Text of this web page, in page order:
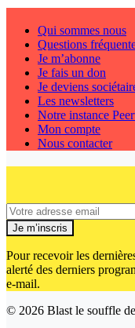
Qui sommes nous
Questions
Je m’abonne
Je fais un don
Je deviens
Les newsletters
Notre instance
Mon compte
Nous contacter
Je m’inscris
Pour recevoir les
alerté des derniers
e-mail.
© 2026 Blast le souffle